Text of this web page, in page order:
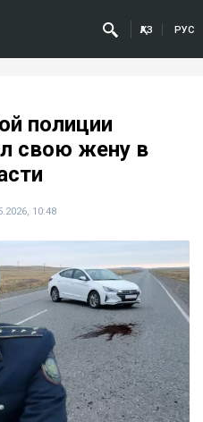
ҚАЗ РУС
полиции
свою жену в
10:48